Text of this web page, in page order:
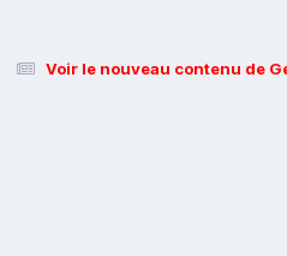
Voir le nouveau contenu de